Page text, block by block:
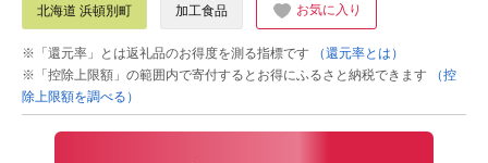
北海道 浜頓別町 加工食品 お気に入り
※「還元率」とは返礼品のお得度を測る指標です
（還元率とは）
※「控除上限額」の範囲内で寄付するとお得にふるさと納税できます
（控
除上限額を調べる）